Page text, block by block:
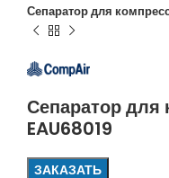
Сепаратор для
Сепаратор для
EAU68019
ЗАКАЗАТЬ